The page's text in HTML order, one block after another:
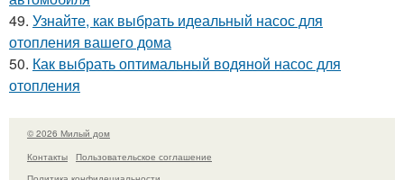
49. Узнайте, как выбрать идеальный насос для
отопления вашего дома
50. Как выбрать оптимальный водяной насос для
отопления
© 2026 Милый дом
Контакты
Пользовательское соглашение